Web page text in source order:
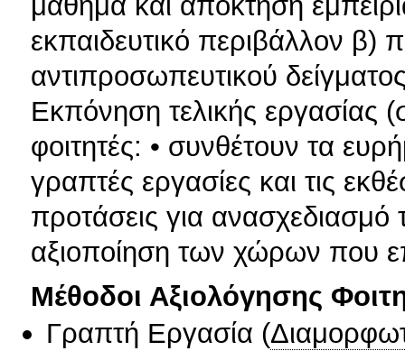
εκπαιδευτικό περιβάλλον β)
αντιπροσωπευτικού
Εκπόνηση τελικής εργασίας
φοιτητές: • συνθέτουν τα
γραπτές εργασίες και τις
προτάσεις για ανασχεδιασμό
αξιοποίηση των χώρων που
Μέθοδοι Αξιολόγησης
Γραπτή Εργασία (